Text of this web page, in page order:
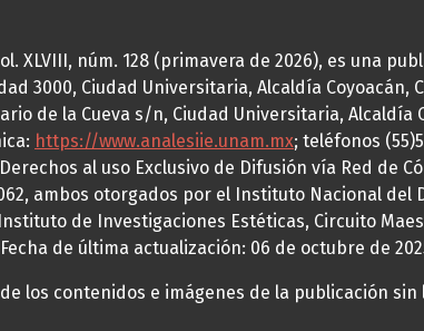
XLVIII, núm. 128 (primavera de 2026), es una
3000, Ciudad Universitaria, Alcaldía Coyoacán,
de la Cueva s/n, Ciudad Universitaria, Alcaldía
https://www.analesiie.unam.mx; teléfonos
al uso Exclusivo de Difusión vía Red de
ambos otorgados por el Instituto Nacional
de Investigaciones Estéticas, Circuito
de última actualización: 06 de octubre de
los contenidos e imágenes de la publicación